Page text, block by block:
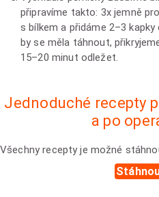
připravíme takto: 3x jemně
s bílkem a přidáme 2–3
by se měla táhnout,
15–20 minut odležet.
Jednoduché recepty
a po
Všechny recepty je možné